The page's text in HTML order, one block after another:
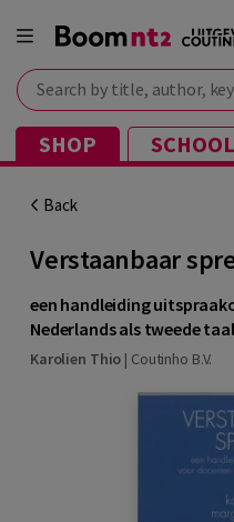
Search by title, author, keyword
SHOP SCHOOL
Back
Verstaanbaar
een handleiding
Nederlands als tweede taal
Karolien Thio | Coutinho B.V.